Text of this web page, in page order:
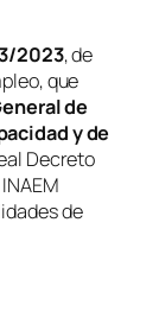
2023, de
que
de
y de
Decreto
de